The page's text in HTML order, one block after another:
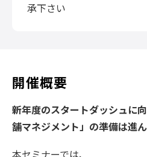
開催概要
新年度のスタートダッシュに
舗マネジメント」の準備は進
本セミナーでは、
承下さい